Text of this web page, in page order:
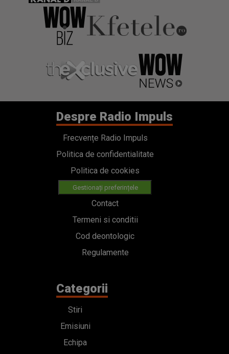
Despre Radio Impuls
Frecvențe Radio Impuls
Politica de confidentialitate
Politica de cookies
Gestionați preferințele
Contact
Termeni si conditii
Cod deontologic
Regulamente
Categorii
Stiri
Emisiuni
Echipa